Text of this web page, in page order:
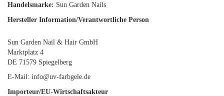
Handelsmarke: Sun Garden Nails
Hersteller Information/Verantwortliche Person
Sun Garden Nail & Hair GmbH
Marktplatz 4
DE 71579 Spiegelberg
E-Mail: info@uv-farbgele.de
Importeur/EU-Wirtschaftsakteur